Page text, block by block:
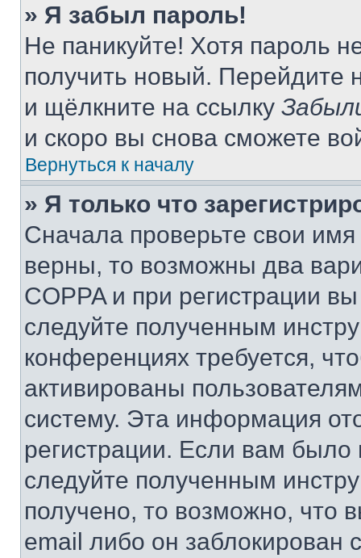
» Я забыл пароль!
Не паникуйте! Хотя пароль
получить новый. Перейдите
и щёлкните на ссылку
и скоро вы снова сможете
Вернуться к началу
» Я только что
Сначала проверьте свои
верны, то возможны два
COPPA и при регистрации
следуйте полученным
конференциях требуется,
активированы
систему. Эта информация
регистрации. Если вам
следуйте полученным
получено, то возможно, что
email либо он